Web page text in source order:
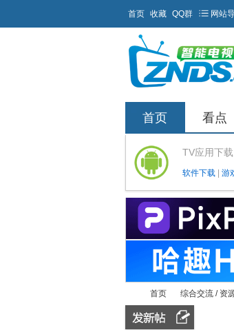
首页 收藏 QQ群 网站
首页 看点
TV应用下
软件下载 游
首页 综合交流 / 资